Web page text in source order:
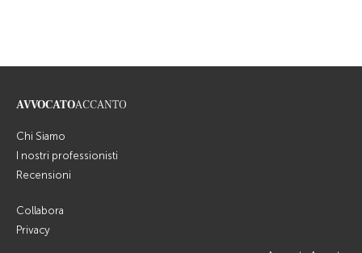
AVVOCATOACCANTO
Chi Siamo
I nostri professionisti
Recensioni
Collabora
Privacy